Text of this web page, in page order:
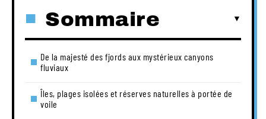
Sommaire
De la majesté des fjords aux mystérieux canyons
fluviaux
Îles, plages isolées et réserves naturelles à portée de
voile